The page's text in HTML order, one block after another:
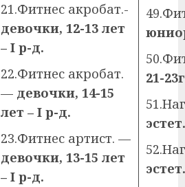
21.Фитнес акробат.-
девочки, 12-13 лет
– I р-д.
22.Фитнес акробат.
— девочки, 14-15
лет – I р-д.
23.Фитнес артист. —
девочки, 13-15 лет
– I р-д.
21-
эстет.
эстет.